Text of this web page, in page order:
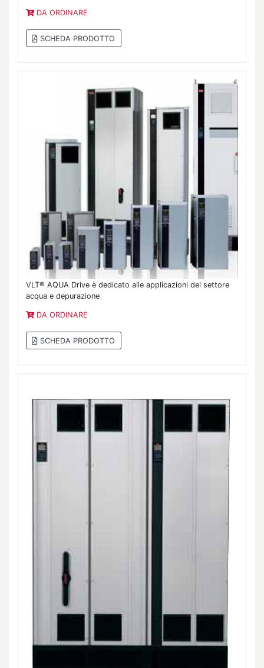
DA ORDINARE
SCHEDA PRODOTTO
VLT® AQUA Drive è dedicato alle applicazioni del settore
acqua e depurazione
DA ORDINARE
SCHEDA PRODOTTO